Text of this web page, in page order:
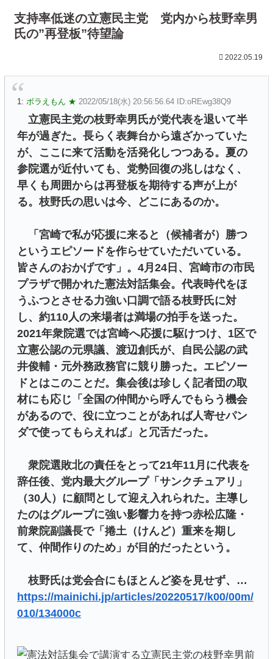
支持率低迷の立憲民主党 党内から枝野幸男
氏の”再登板”待望論
2022.05.19
1: ボラえもん ★ 2022/05/18(水) 20:56:56.64 ID:oREwg38Q9
立憲民主党の枝野幸男氏が党代表を退いて半
年が過ぎた。長らく表舞台から遠ざかっていた
が、ここに来て活動を活発化しつつある。夏の
参院選が近付いても、党勢回復の兆しはなく、
早くも周囲からは再登板を期待する声が上が
る。枝野氏の思いは今、どこにあるのか。
「宮崎で私が応援に来ると（候補者が）勝つ
というエピソードを作らせていただいている。
皆さんのおかげです」。4月24日、宮崎市の市民
プラザで開かれた憲法対話集会。代表時代をほ
うふつとさせる力強い口調で語る枝野氏に対
し、約110人の来場者は満場の拍手を送った。
2021年衆院選では宮崎へ応援に駆けつけ、1区で
立憲公認の元県議、渡辺創氏が、自民公認の武
井俊輔・元外務政務官に競り勝った。エピソー
ドとはこのことだ。集会後は珍しく記者団の取
材にも応じ「全国の仲間から呼んでもらう機会
があるので、役に立つことがあれば人寄せパン
ダで使ってもらえれば」と冗舌だった。
衆院選敗北の責任をとって21年11月に代表を
辞任後、党内最大グループ「サンクチュアリ」
（30人）に顧問として迎え入れられた。主導し
たのはグループに強い影響力を持つ赤松広隆・
前衆院副議長で「捲土（けんど）重来を期し
て、仲間作りのため」が目的だったという。
枝野氏は党会合にもほとんど姿を見せず、…
https://mainichi.jp/articles/20220517/k00/00m/
010/134000c